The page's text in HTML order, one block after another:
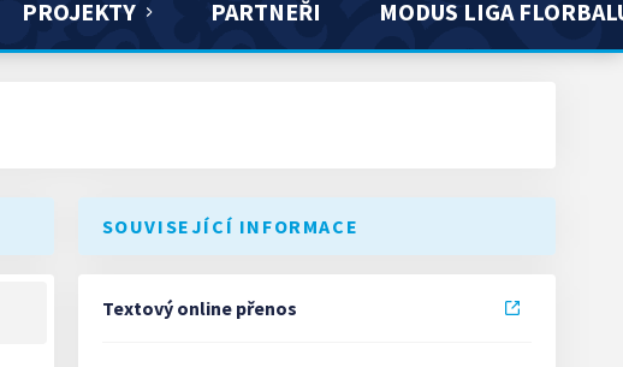
PROJEKTY PARTNEŘI MODUS LIGA
SOUVISEJÍCÍ INFORMACE
Textový online přenos